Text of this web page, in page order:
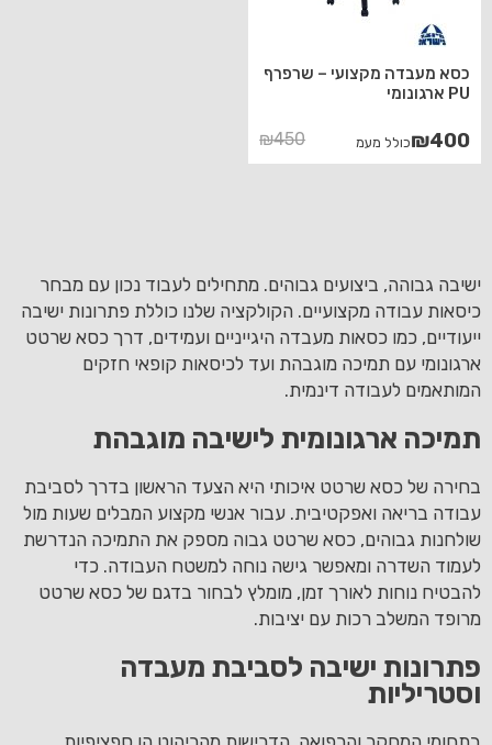
כסא מעבדה מקצועי – שרפרף
PU ארגונומי
₪450
המחיר
המקורי
₪400
המחיר
הנוכחי
כולל מעמ
ישיבה גבוהה, ביצועים גבוהים. מתחילים לעבוד נכון עם מבחר
כיסאות עבודה מקצועיים. הקולקציה שלנו כוללת פתרונות ישיבה
ייעודיים, כמו כסאות מעבדה היגייניים ועמידים, דרך כסא שרטט
ארגונומי עם תמיכה מוגבהת ועד לכיסאות קופאי חזקים
המותאמים לעבודה דינמית.
תמיכה ארגונומית לישיבה מוגבהת
בחירה של כסא שרטט איכותי היא הצעד הראשון בדרך לסביבת
עבודה בריאה ואפקטיבית. עבור אנשי מקצוע המבלים שעות מול
שולחנות גבוהים, כסא שרטט גבוה מספק את התמיכה הנדרשת
לעמוד השדרה ומאפשר גישה נוחה למשטח העבודה. כדי
להבטיח נוחות לאורך זמן, מומלץ לבחור בדגם של כסא שרטט
מרופד המשלב רכות עם יציבות.
פתרונות ישיבה לסביבת מעבדה
וסטריליות